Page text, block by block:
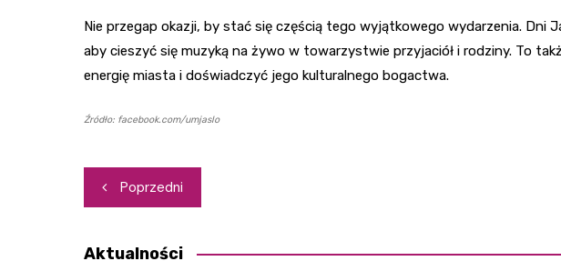
Nie przegap okazji, by stać się częścią tego wyjątkowego wydarzenia. Dni
aby cieszyć się muzyką na żywo w towarzystwie przyjaciół i rodziny. To
energię miasta i doświadczyć jego kulturalnego bogactwa.
Źródło: facebook.com/umjaslo
Nawigacja
wpisu
Poprzedni
Aktualności